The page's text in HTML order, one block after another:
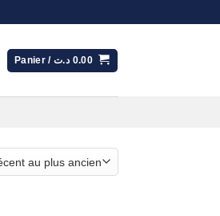
Panier / 0.00 د.ت